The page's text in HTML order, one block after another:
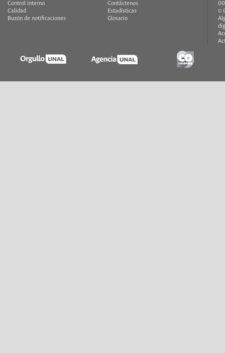
Control interno
Calidad
Buzón de notificaciones
Contáctenos
Estadísticas
Glosario
©